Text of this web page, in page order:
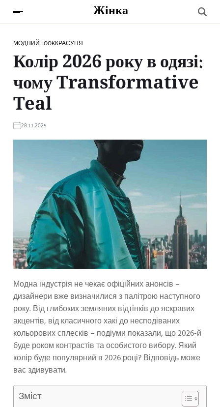
Жінка
МОДНИЙ LOOKКРАСУНЯ
Колір 2026 року в одязі:
чому Transformative
Teal
28.11.2025
Модна індустрія не чекає офіційних анонсів –
дизайнери вже визначилися з палітрою наступного
року. Від глибоких земляних відтінків до яскравих
акцентів, від класичного хакі до несподіваних
кольорових сплесків – подіуми показали, що 2026-й
буде роком контрастів та особистого вибору. Який
колір буде популярний в 2026 році? Відповідь може
вас здивувати.
Зміст